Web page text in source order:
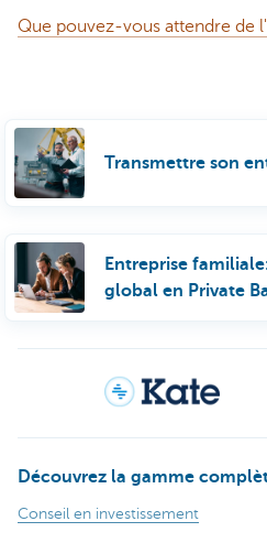
Que pouvez-vous attendre de
Transmettre son
Entreprise
global en Private
Découvrez la gamme
Conseil en investissement